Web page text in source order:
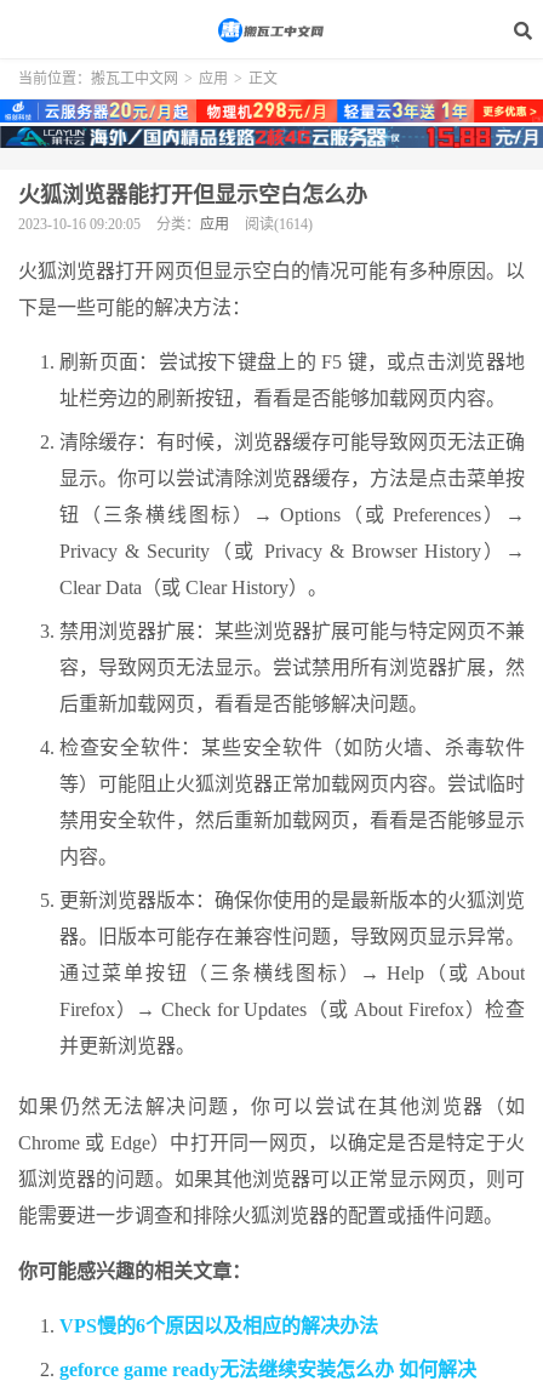
当前位置： 搬瓦工中文网 > 应用 > 正文
火狐浏览器能打开但显示空白怎么办
2023-10-16 09:20:05 分类： 应用 阅读(1614)
火狐浏览器打开网页但显示空白的情况可能有多种原因。以
下是一些可能的解决方法：
刷新页面：尝试按下键盘上的 F5 键，或点击浏览器地
址栏旁边的刷新按钮，看看是否能够加载网页内容。
清除缓存：有时候，浏览器缓存可能导致网页无法正确
显示。你可以尝试清除浏览器缓存，方法是点击菜单按
钮（三条横线图标）→ Options（或 Preferences）→
Privacy & Security（或 Privacy & Browser History）→
Clear Data（或 Clear History）。
禁用浏览器扩展：某些浏览器扩展可能与特定网页不兼
容，导致网页无法显示。尝试禁用所有浏览器扩展，然
后重新加载网页，看看是否能够解决问题。
检查安全软件：某些安全软件（如防火墙、杀毒软件
等）可能阻止火狐浏览器正常加载网页内容。尝试临时
禁用安全软件，然后重新加载网页，看看是否能够显示
内容。
更新浏览器版本：确保你使用的是最新版本的火狐浏览
器。旧版本可能存在兼容性问题，导致网页显示异常。
通过菜单按钮（三条横线图标）→ Help（或 About
Firefox）→ Check for Updates（或 About Firefox）检查
并更新浏览器。
如果仍然无法解决问题，你可以尝试在其他浏览器（如
Chrome 或 Edge）中打开同一网页，以确定是否是特定于火
狐浏览器的问题。如果其他浏览器可以正常显示网页，则可
能需要进一步调查和排除火狐浏览器的配置或插件问题。
你可能感兴趣的相关文章：
VPS慢的6个原因以及相应的解决办法
geforce game ready无法继续安装怎么办 如何解决